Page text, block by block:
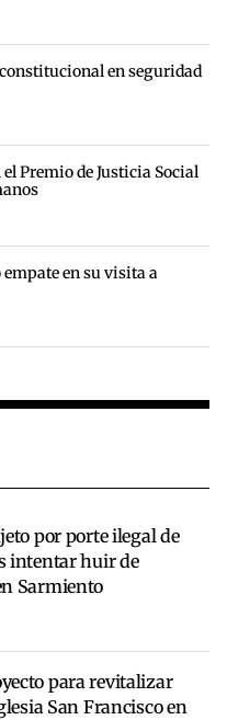
en seguridad
Premio de Justicia Social
en su visita a
por porte ilegal de
intentar huir de
Sarmiento
para revitalizar
San Francisco en